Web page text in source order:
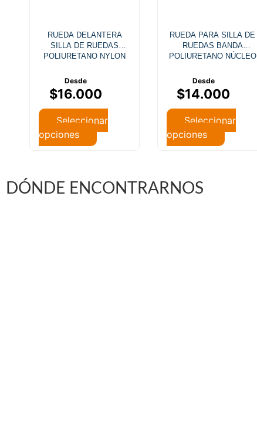
RUEDA DELANTERA
SILLA DE RUEDAS
POLIURETANO NYLON
$16.000
Seleccionar
opciones
RUEDA PARA SILLA DE
RUEDAS BANDA
POLIURETANO NÚCLEO
MM
$14.000
Seleccionar
opciones
DÓNDE ENCONTRARNOS